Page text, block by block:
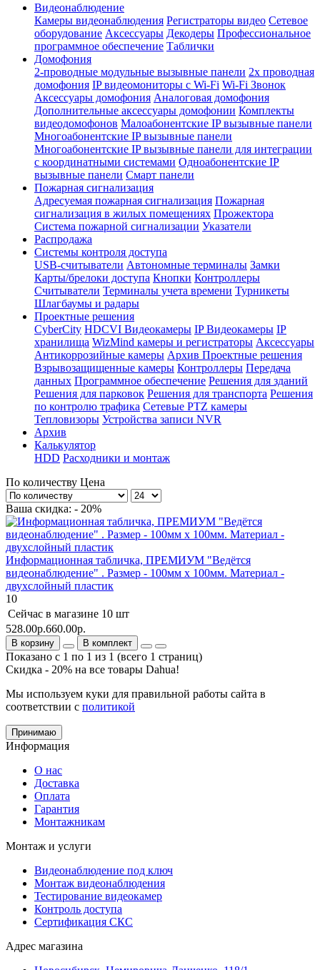
Видеонаблюдение
Камеры видеонаблюдения Регистраторы видео Сетевое
оборудование Аксессуары Декодеры Профессиональное
программное обеспечение Таблички
Домофония
2-проводные модульные вызывные панели 2х проводная
домофония IP видеомониторы с Wi-Fi Wi-Fi Звонок
Аксессуары домофония Аналоговая домофония
Дополнительные аксессуары домофонии Комплекты
видеодомофонов Малоабонентские IP вызывные панели
Многоабонентские IP вызывные панели
Многоабонентские IP вызывные панели для интеграции
с координатными системами Одноабонентские IP
вызывные панели Смарт панели
Пожарная сигнализация
Адресуемая пожарная сигнализация Пожарная
сигнализация в жилых помещениях Прожектора
Система пожарной сигнализации Указатели
Распродажа
Системы контроля доступа
USB-считыватели Автономные терминалы Замки
Карты/брелоки доступа Кнопки Контроллеры
Считыватели Терминалы учета времени Турникеты
Шлагбаумы и радары
Проектные решения
CyberCity HDCVI Видеокамеры IP Видеокамеры IP
хранилища WizMind камеры и регистраторы Аксессуары
Антикоррозийные камеры Архив Проектные решения
Взрывозащищенные камеры Контроллеры Передача
данных Программное обеспечение Решения для зданий
Решения для парковок Решения для транспорта Решения
по контролю трафика Сетевые PTZ камеры
Тепловизоры Устройства записи NVR
Архив
Калькулятор
HDD Расходники и монтаж
По количеству Цена
Ваша скидка: - 20%
Информационная табличка, ПРЕМИУМ "Ведётся
видеонаблюдение" . Размер - 100мм х 100мм. Материал -
двухслойный пластик
10
Сейчас в магазине 10 шт
528.00р.660.00р.
В корзину В комплект
Показано с 1 по 1 из 1 (всего 1 страниц)
Скидка - 20% на все товары Dahua!
Мы используем куки для правильной работы сайта в
соответствии с политикой
Принимаю
Информация
О нас
Доставка
Оплата
Гарантия
Монтажникам
Монтаж и услуги
Видеонаблюдение под ключ
Монтаж видеонаблюдения
Тестирование видеокамер
Контроль доступа
Сертификация СКС
Адрес магазина